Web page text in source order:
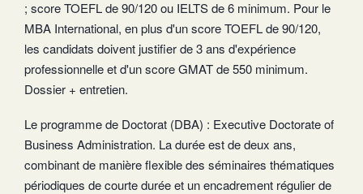
; score TOEFL de 90/120 ou IELTS de 6 minimum. Pour le
MBA International, en plus d'un score TOEFL de 90/120,
les candidats doivent justifier de 3 ans d'expérience
professionnelle et d'un score GMAT de 550 minimum.
Dossier + entretien.
Le programme de Doctorat (DBA) : Executive Doctorate of
Business Administration. La durée est de deux ans,
combinant de manière flexible des séminaires thématiques
périodiques de courte durée et un encadrement régulier de